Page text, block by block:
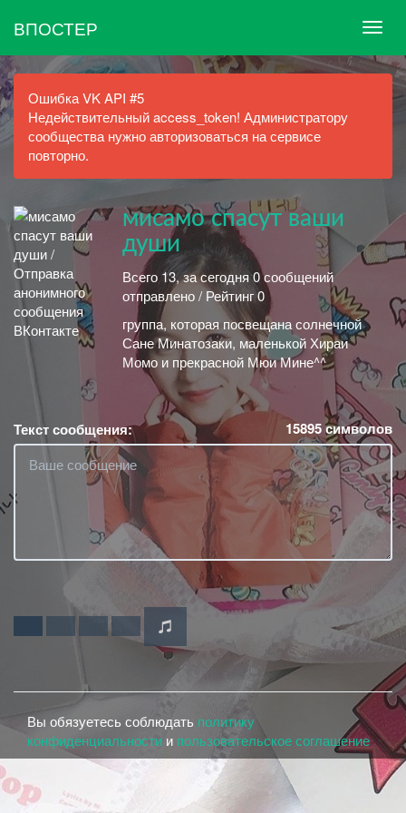
ВПОСТЕР
Ошибка VK API #5
Недействительный access_token! Администратору
сообщества нужно авторизоваться на сервисе
повторно.
мисамо спасут ваши
души
Всего 13, за сегодня 0 сообщений
отправлено / Рейтинг 0
группа, которая посвещана солнечной
Сане Минатозаки, маленькой Хираи
Момо и прекрасной Мюи Мине^^
Текст сообщения: 15895символов
Вы обязуетесь соблюдать политику
конфиденциальности и пользовательское соглашение